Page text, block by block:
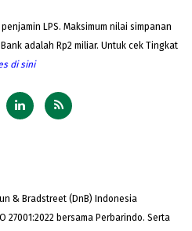
LPS. Maksimum nilai simpanan
adalah Rp2 miliar. Untuk cek Tingkat
di sini
& Bradstreet (DnB) Indonesia
27001:2022 bersama Perbarindo. Serta